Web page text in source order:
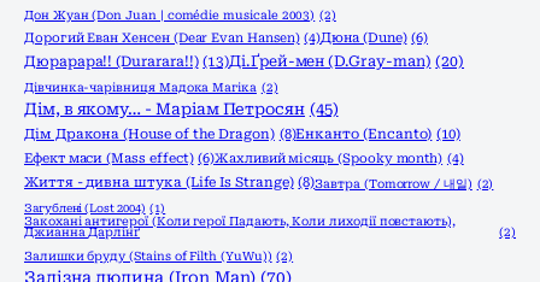
Дон Жуан (Don Juan | comédie musicale 2003) (2)
Дорогий Еван Хенсен (Dear Evan Hansen) (4)Дюна (Dune) (6)
Дюрарара!! (Durarara!!) (13)Ді.Ґрей-мен (D.Gray-man) (20)
Дівчинка-чарівниця Мадока Магіка (2)
Дім, в якому… - Маріам Петросян (45)
Дім Дракона (House of the Dragon) (8)Енканто (Encanto) (10)
Ефект маси (Mass effect) (6)Жахливий місяць (Spooky month) (4)
Життя - дивна штука (Life Is Strange) (8)Завтра (Tomorrow / 내일) (2)
Загублені (Lost 2004) (1)
Закохані антигерої (Коли герої Падають, Коли лиходії повстають),
Джианна Дарлінґ
(2)
Залишки бруду (Stains of Filth (YuWu)) (2)
Залізна людина (Iron Man) (70)